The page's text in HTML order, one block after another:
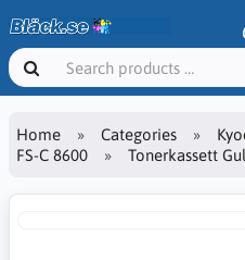
Home Categories
FS-C 8600
Tonerkassett